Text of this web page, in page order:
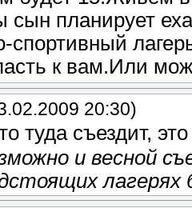
сын планирует
спортивный
к вам.Или
20:30)
туда съездит,
и весной
лагерях